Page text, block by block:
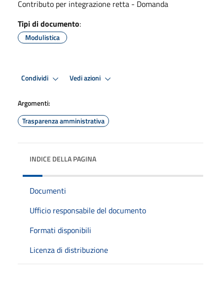
Contributo per integrazione retta - Domanda
Tipi di documento:
Modulistica
Condividi Vedi azioni
Argomenti:
Trasparenza amministrativa
INDICE DELLA PAGINA
Documenti
Ufficio responsabile del documento
Formati disponibili
Licenza di distribuzione